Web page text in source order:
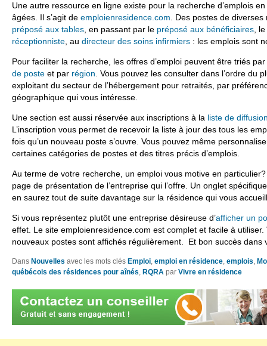
Une autre ressource en ligne existe pour la recherche d’emplois
âgées. Il s’agit de emploienresidence.com. Des postes de
préposé aux tables, en passant par le préposé aux bénéficiaires, le
réceptionniste, au directeur des soins infirmiers : les emplois sont
Pour faciliter la recherche, les offres d’emploi peuvent être triés par
de poste et par région . Vous pouvez les consulter dans l’ordre du
exploitant du secteur de l’hébergement pour retraités, par
géographique qui vous intéresse.
Une section est aussi réservée aux inscriptions à la liste de
L’inscription vous permet de recevoir la liste à jour des tous les
fois qu’un nouveau poste s’ouvre. Vous pouvez même
certaines catégories de postes et des titres précis d’emplois.
Au terme de votre recherche, un emploi vous motive en
page de présentation de l’entreprise qui l’offre. Un onglet
en saurez tout de suite davantage sur la résidence qui vous
Si vous représentez plutôt une entreprise désireuse d’afficher un
effet. Le site emploienresidence.com est complet et facile à
nouveaux postes sont affichés régulièrement. Et bon succès dans
Dans Nouvelles avec les mots clés Emploi emploi en résidence emplois
québécois des résidences pour aînés RQRA par Vivre en résidence